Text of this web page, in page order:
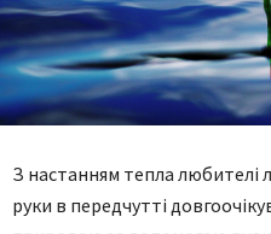
З настанням тепла любителі
руки в передчутті